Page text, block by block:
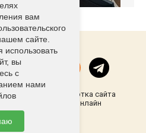
Разработка сайта
Пенза-Онлайн
вам
сайте.
использовать
вы
с
нами